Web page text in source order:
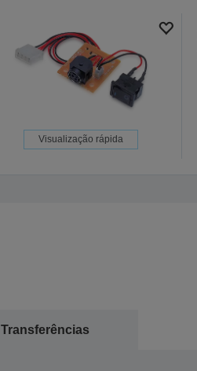
Visualização rápida
Transferências